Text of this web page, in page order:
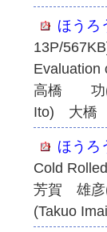
ほうろ
13P/
Evaluation
高橋 功
Ito) 大橋
ほうろ
Cold
芳賀 雄彦
(Takuo